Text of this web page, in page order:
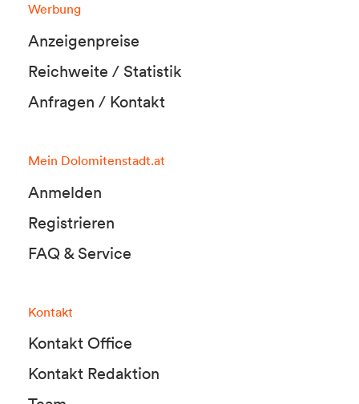
Werbung
Anzeigenpreise
Reichweite / Statistik
Anfragen / Kontakt
Mein Dolomitenstadt.at
Anmelden
Registrieren
FAQ & Service
Kontakt
Kontakt Office
Kontakt Redaktion